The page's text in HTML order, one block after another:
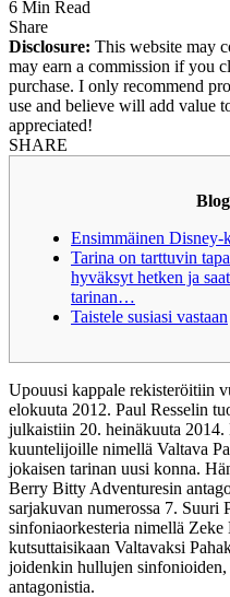
6 Min Read
Share
Disclosure: This website may
may earn a commission if you
purchase. I only recommend
use and believe will add value
appreciated!
SHARE
Ensimmäinen Disney-
Tarina on tarttuvin
hyväksyt hetken ja
tarinan…
Taistele susiasi vastaan
Upouusi kappale rekisteröitiin
elokuuta 2012. Paul Resselin
julkaistiin 20. heinäkuuta
kuuntelijoille nimellä Valtava
jokaisen tarinan uusi konna.
Berry Bitty Adventuresin
sarjakuvan numerossa 7. Suuri
sinfoniaorkesteria nimellä
kutsuttaisikaan Valtavaksi
joidenkin hullujen
antagonistia.